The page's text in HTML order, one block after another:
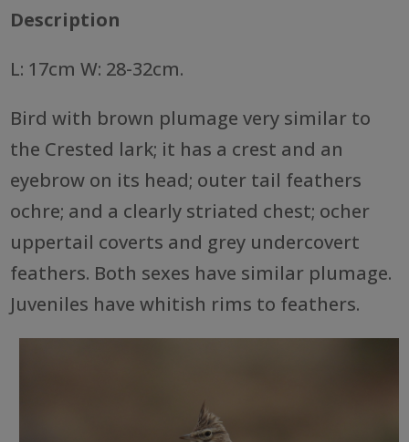
Description
L: 17cm W: 28-32cm.
Bird with brown plumage very similar to
the Crested lark; it has a crest and an
eyebrow on its head; outer tail feathers
ochre; and a clearly striated chest; ocher
uppertail coverts and grey undercovert
feathers. Both sexes have similar plumage.
Juveniles have whitish rims to feathers.